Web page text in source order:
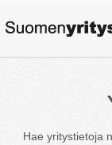
Hae yritystietoja